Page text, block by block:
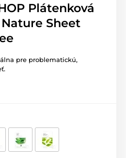
Plátenková
Sheet
pre problematickú,